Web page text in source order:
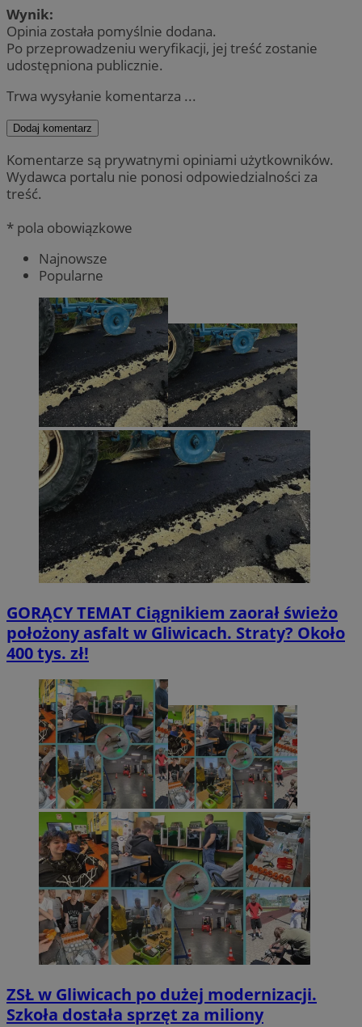
Wynik:
Opinia została pomyślnie dodana.
Po przeprowadzeniu weryfikacji, jej treść zostanie
udostępniona publicznie.
Trwa wysyłanie komentarza ...
Dodaj komentarz
Komentarze są prywatnymi opiniami użytkowników.
Wydawca portalu nie ponosi odpowiedzialności za
treść.
* pola obowiązkowe
Najnowsze
Popularne
GORĄCY TEMAT Ciągnikiem zaorał świeżo
położony asfalt w Gliwicach. Straty? Około
400 tys. zł!
ZSŁ w Gliwicach po dużej modernizacji.
Szkoła dostała sprzęt za miliony